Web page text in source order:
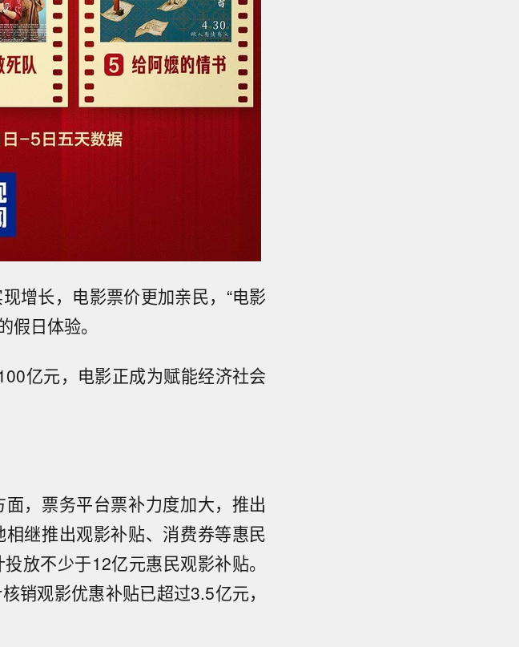
增长，电影票价更加亲民，“电影
假日体验。
亿元，电影正成为赋能经济社会
，票务平台票补力度加大，推出
继推出观影补贴、消费券等惠民
放不少于12亿元惠民观影补贴。
销观影优惠补贴已超过3.5亿元，